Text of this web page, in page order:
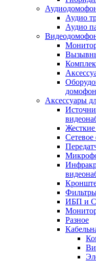
Аудио
Аудио
Аксессуары
Жесткие
Сетевое
ИБП и
Разное